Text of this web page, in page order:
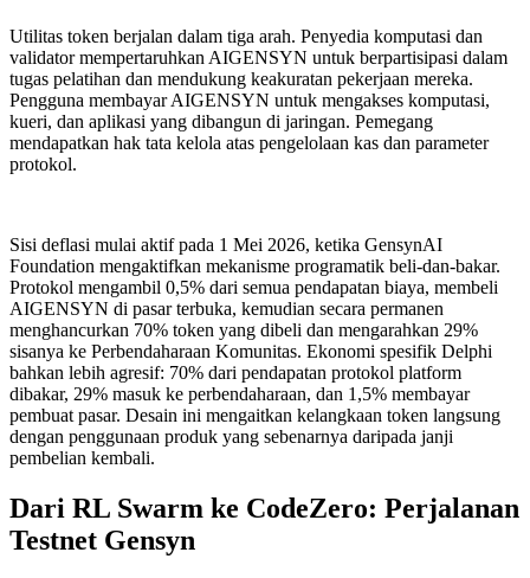
Utilitas token berjalan dalam tiga arah. Penyedia komputasi dan
validator mempertaruhkan AIGENSYN untuk berpartisipasi dalam
tugas pelatihan dan mendukung keakuratan pekerjaan mereka.
Pengguna membayar AIGENSYN untuk mengakses komputasi,
kueri, dan aplikasi yang dibangun di jaringan. Pemegang
mendapatkan hak tata kelola atas pengelolaan kas dan parameter
protokol.
Sisi deflasi mulai aktif pada 1 Mei 2026, ketika GensynAI
Foundation mengaktifkan mekanisme programatik beli-dan-bakar.
Protokol mengambil 0,5% dari semua pendapatan biaya, membeli
AIGENSYN di pasar terbuka, kemudian secara permanen
menghancurkan 70% token yang dibeli dan mengarahkan 29%
sisanya ke Perbendaharaan Komunitas. Ekonomi spesifik Delphi
bahkan lebih agresif: 70% dari pendapatan protokol platform
dibakar, 29% masuk ke perbendaharaan, dan 1,5% membayar
pembuat pasar. Desain ini mengaitkan kelangkaan token langsung
dengan penggunaan produk yang sebenarnya daripada janji
pembelian kembali.
Dari RL Swarm ke CodeZero: Perjalanan
Testnet Gensyn